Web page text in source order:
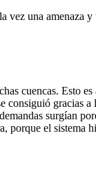
vez una amenaza
cuencas. Esto
consiguió gracias
surgían
porque el